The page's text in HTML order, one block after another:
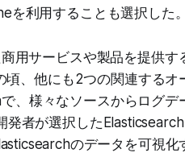
利用することも選択した。
用サービスや製品を提供す
、他にも2つの関連するオ
、様々なソースからログ
者が選択した
のデータを可視化